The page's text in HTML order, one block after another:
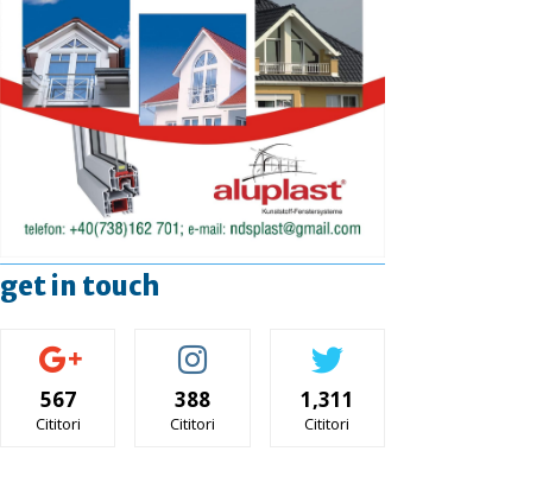
get in touch
567
Cititori
388
Cititori
1,311
Cititori